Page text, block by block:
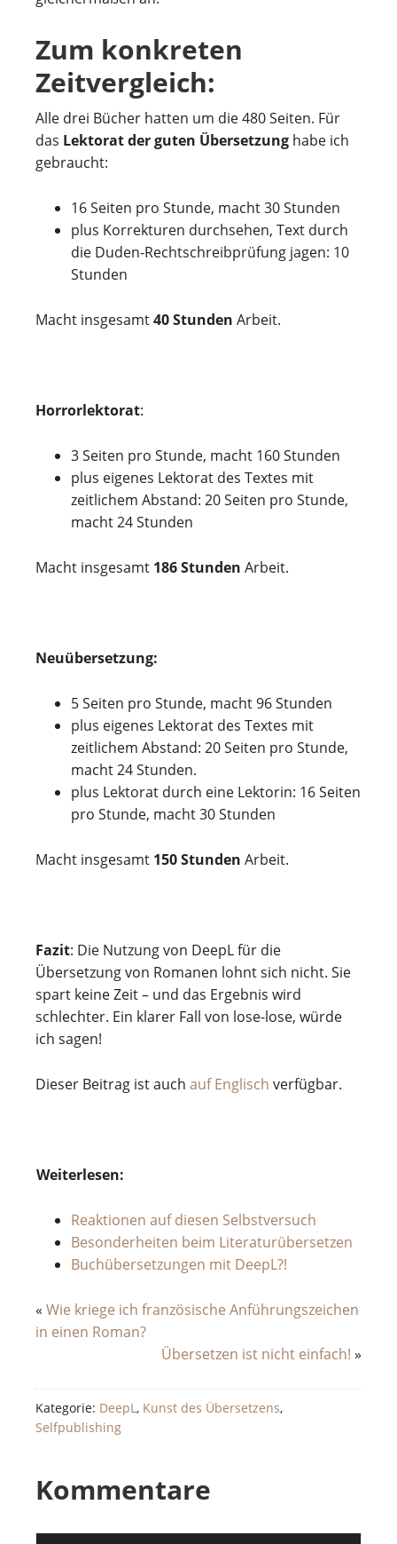
Zum konkreten
Zeitvergleich:
Alle drei Bücher hatten um die 480 Seiten. Für
das Lektorat der guten Übersetzung habe ich
gebraucht:
16 Seiten pro Stunde, macht 30 Stunden
plus Korrekturen durchsehen, Text durch
die Duden-Rechtschreibprüfung jagen: 10
Stunden
Macht insgesamt40 Stunden Arbeit.
Horrorlektorat:
3 Seiten pro Stunde, macht 160 Stunden
plus eigenes Lektorat des Textes mit
zeitlichem Abstand: 20 Seiten pro Stunde,
macht 24 Stunden
Macht insgesamt 186 Stunden Arbeit.
Neuübersetzung:
5 Seiten pro Stunde, macht 96 Stunden
plus eigenes Lektorat des Textes mit
zeitlichem Abstand: 20 Seiten pro Stunde,
macht 24 Stunden.
plus Lektorat durch eine Lektorin: 16 Seiten
pro Stunde, macht 30 Stunden
Macht insgesamt 150 Stunden Arbeit.
Fazit: Die Nutzung von DeepL für die
Übersetzung von Romanen lohnt sich nicht. Sie
spart keine Zeit – und das Ergebnis wird
schlechter. Ein klarer Fall von lose-lose, würde
ich sagen!
Dieser Beitrag ist auch auf Englisch verfügbar.
Weiterlesen:
Reaktionen auf diesen Selbstversuch
Besonderheiten beim Literaturübersetzen
Buchübersetzungen mit DeepL?!
« Wie kriege ich französische Anführungszeichen
in einen Roman?
Übersetzen ist nicht einfach! »
Kategorie: DeepL, Kunst des Übersetzens,
Selfpublishing
Kommentare